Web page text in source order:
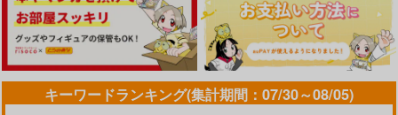
キーワードランキング(集計期間：07/30～08/05)